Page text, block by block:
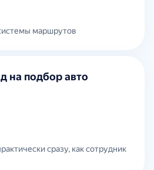
маршрутов
на подбор авто
сразу, как сотрудник